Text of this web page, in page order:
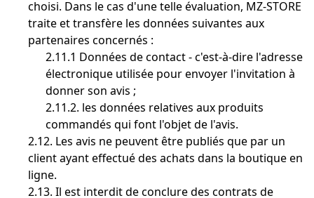
choisi. Dans le cas d'une telle évaluation, MZ-STORE
traite et transfère les données suivantes aux
partenaires concernés :
2.11.1 Données de contact - c'est-à-dire l'adresse
électronique utilisée pour envoyer l'invitation à
donner son avis ;
2.11.2. les données relatives aux produits
commandés qui font l'objet de l'avis.
2.12. Les avis ne peuvent être publiés que par un
client ayant effectué des achats dans la boutique en
ligne.
2.13. Il est interdit de conclure des contrats de